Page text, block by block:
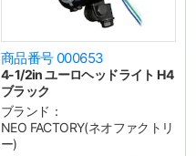
商品番号 000653
4-1/2in ユーロヘッドライト H4
ブラック
ブランド：
NEO FACTORY(ネオファクトリ
ー)